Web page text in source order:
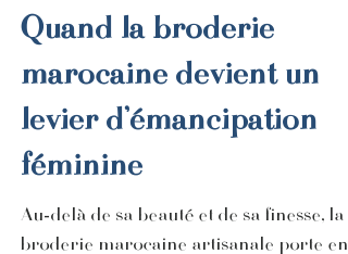
27 mai 2025 2 min de lecture
Quand la broderie
marocaine devient un
levier d’émancipation
féminine